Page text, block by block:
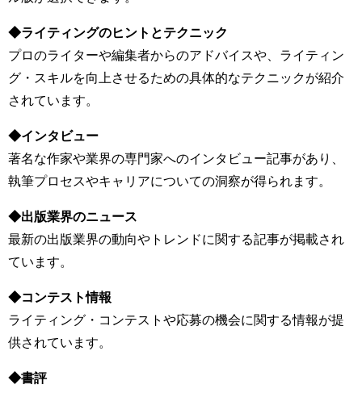
◆ライティングのヒントとテクニック
プロのライターや編集者からのアドバイスや、ライティン
グ・スキルを向上させるための具体的なテクニックが紹介
されています。
◆インタビュー
著名な作家や業界の専門家へのインタビュー記事があり、
執筆プロセスやキャリアについての洞察が得られます。
◆出版業界のニュース
最新の出版業界の動向やトレンドに関する記事が掲載され
ています。
◆コンテスト情報
ライティング・コンテストや応募の機会に関する情報が提
供されています。
◆書評